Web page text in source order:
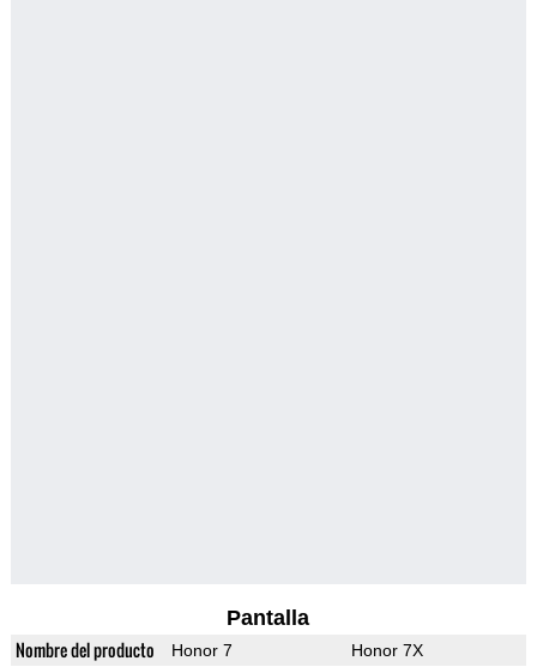
Pantalla
Nombre del producto Honor 7 Honor 7X